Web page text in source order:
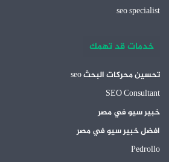
seo specialist
خدمات قد تهمك
تحسين محركات البحث seo
SEO Consultant
خبير سيو في مصر
افضل خبير سيو في مصر
Pedrollo